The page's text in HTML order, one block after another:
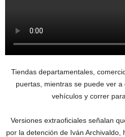
Tiendas departamentales,
puertas, mientras se puede ver
vehículos y correr
Versiones extraoficiales señalan
por la detención de Iván Archivaldo,